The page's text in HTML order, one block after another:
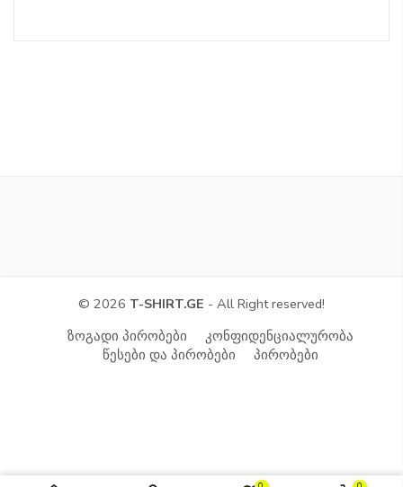
© 2026 T-SHIRT.GE - All Right reserved!
ზოგადი პირობები
კონფიდენციალურობა
წესები და პირობები
პირობები